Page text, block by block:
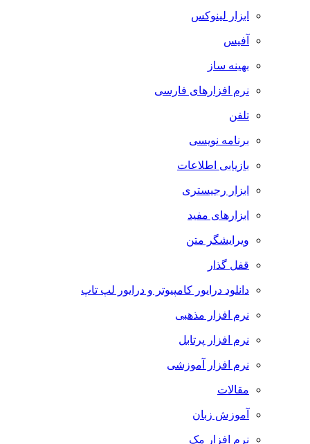
ابزار لینوکس
آفیس
بهینه ساز
نرم افزارهای فارسی
تلفن
برنامه نویسی
بازیابی اطلاعات
ابزار رجیستری
ابزارهای مفید
ویرایشگر متن
قفل گذار
دانلود درایور کامپیوتر و درایور لپ تاپ
نرم افزار مذهبی
نرم افزار پرتابل
نرم افزار آموزشی
مقالات
آموزش زبان
نرم افزار مک